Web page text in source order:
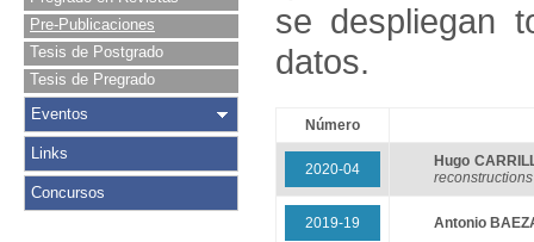
Pre-Publicaciones
Tesis de Postgrado
Tesis de Pregrado
Eventos
Links
Concursos
se despliegan
datos.
Número
2020-04
Hugo
reconstructions
2019-19 Antonio